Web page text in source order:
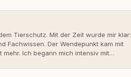
Tierschutz. Mit der Zeit wurde mir klar:
Fachwissen. Der Wendepunkt kam mit
Ich begann mich intensiv mit
ersetzt – nicht umgekehrt. Aus dieser